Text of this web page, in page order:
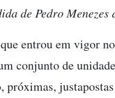
de Pedro
entrou em vigor
conjunto de
próximas,